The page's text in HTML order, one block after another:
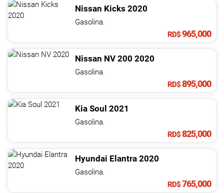
Nissan Kicks 2020
Gasolina.
RD$965,000
Nissan NV 200 2020
Gasolina.
RD$895,000
Kia Soul 2021
Gasolina.
RD$825,000
Hyundai Elantra 2020
Gasolina.
RD$765,000